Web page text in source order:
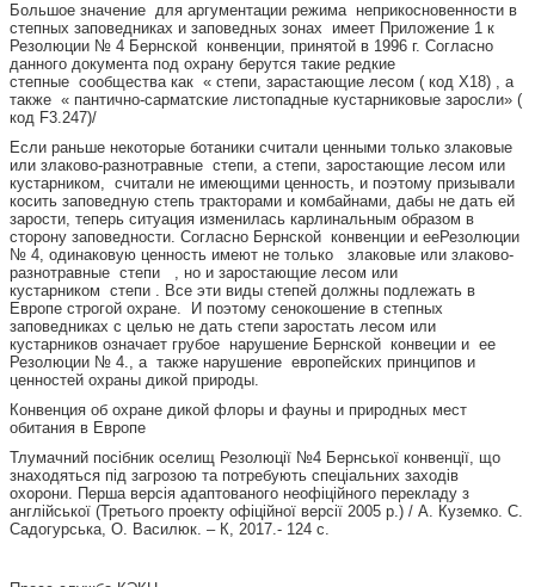
Большое значение для аргументации режима неприкосновенности в
степных заповедниках и заповедных зонах имеет Приложение 1 к
Резолюции № 4 Бернской конвенции, принятой в 1996 г. Согласно
данного документа под охрану берутся такие редкие
степные сообщества как « степи, зарастающие лесом ( код X18) , а
также « пантично-сарматские листопадные кустарниковые заросли» (
код F3.247)/
Если раньше некоторые ботаники считали ценными только злаковые
или злаково-разнотравные степи, а степи, заростающие лесом или
кустарником, считали не имеющими ценность, и поэтому призывали
косить заповедную степь тракторами и комбайнами, дабы не дать ей
зарости, теперь ситуация изменилась карлинальным образом в
сторону заповедности. Согласно Бернской конвенции и ееРезолюции
№ 4, одинаковую ценность имеют не только злаковые или злаково-
разнотравные степи , но и заростающие лесом или
кустарником степи . Все эти виды степей должны подлежать в
Европе строгой охране. И поэтому сенокошение в степных
заповедниках с целью не дать степи заростать лесом или
кустарников означает грубое нарушение Бернской конвеции и ее
Резолюции № 4., а также нарушение европейских принципов и
ценностей охраны дикой природы.
Конвенция об охране дикой флоры и фауны и природных мест
обитания в Европе
Тлумачний посібник оселищ Резолюції №4 Бернської конвенції, що
знаходяться під загрозою та потребують спеціальних заходів
охорони. Перша версія адаптованого неофіційного перекладу з
англійської (Третього проекту офіційної версії 2005 р.) / А. Куземко. С.
Садогурська, О. Василюк. – К, 2017.- 124 с.